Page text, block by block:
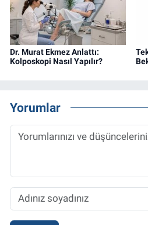
Dr. Murat Ekmez Anlattı:
Kolposkopi Nasıl Yapılır?
Yorumlar